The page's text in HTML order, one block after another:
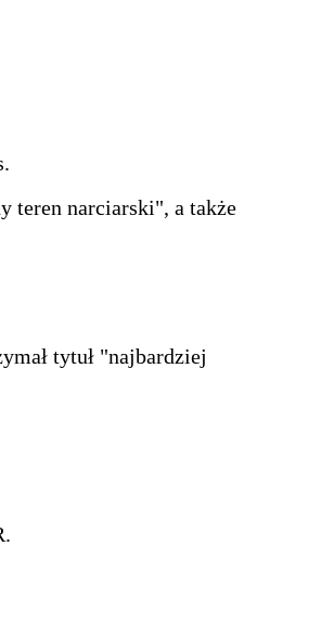
teren narciarski", a także
tytuł "najbardziej